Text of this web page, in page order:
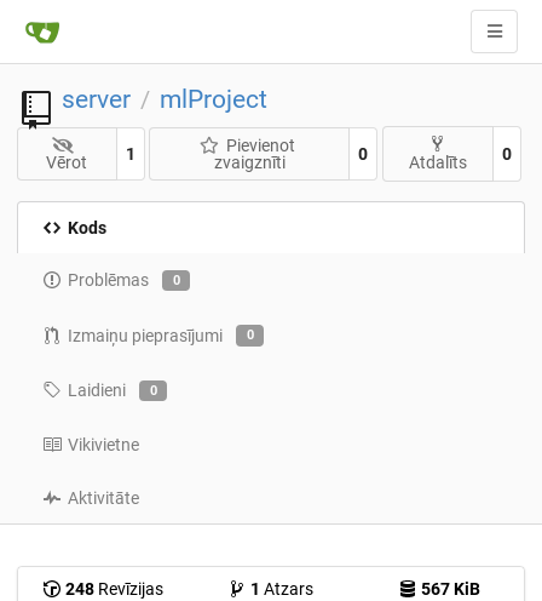
server / mlProject
Vērot 1
Pievienot
zvaigznīti
0 Atdalīts 0
Kods
Problēmas 0
Izmaiņu pieprasījumi 0
Laidieni 0
Vikivietne
Aktivitāte
248Revīzijas 1 Atzars 567 KiB